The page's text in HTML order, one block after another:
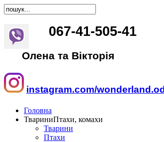
067-41-505-41
Олена та Вікторія
instagram.com/wonderland.od
Головна
ТвариниПтахи, комахи
Тварини
Птахи